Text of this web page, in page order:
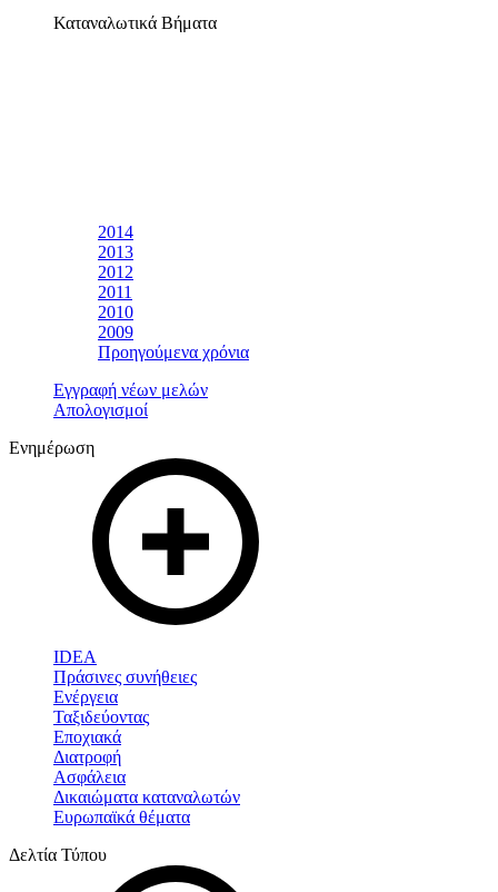
Καταναλωτικά Βήματα
2014
2013
2012
2011
2010
2009
Προηγούμενα χρόνια
Εγγραφή νέων μελών
Απολογισμοί
Ενημέρωση
IDEA
Πράσινες συνήθειες
Ενέργεια
Ταξιδεύοντας
Εποχιακά
Διατροφή
Ασφάλεια
Δικαιώματα καταναλωτών
Ευρωπαϊκά θέματα
Δελτία Τύπου